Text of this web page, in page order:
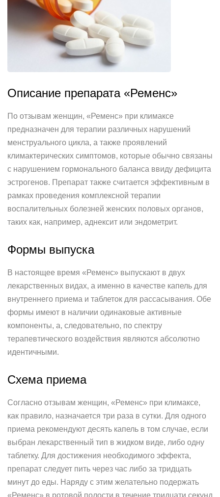
Описание препарата «Ременс»
По отзывам женщин, «Ременс» при климаксе
предназначен для терапии различных нарушений
менструального цикла, а также проявлений
климактерических симптомов, которые обычно связаны
с нарушением гормонального баланса ввиду дефицита
эстрогенов. Препарат также считается эффективным в
рамках проведения комплексной терапии
воспалительных болезней женских половых органов,
таких как, например, аднексит или эндометрит.
Формы выпуска
В настоящее время «Ременс» выпускают в двух
лекарственных видах, а именно в качестве капель для
внутреннего приема и таблеток для рассасывания. Обе
формы имеют в наличии одинаковые активные
компоненты, а, следовательно, по спектру
терапевтического воздействия являются абсолютно
идентичными.
Схема приема
Согласно отзывам женщин, «Ременс» при климаксе,
как правило, назначается три раза в сутки. Для одного
приема рекомендуют десять капель в том случае, если
выбран лекарственный тип в жидком виде, либо одну
таблетку. Для достижения необходимого эффекта,
препарат следует пить через час либо за тридцать
минут до еды. Наряду с этим желательно подержать
«Ременс» в ротовой полости в течение тридцати секунд